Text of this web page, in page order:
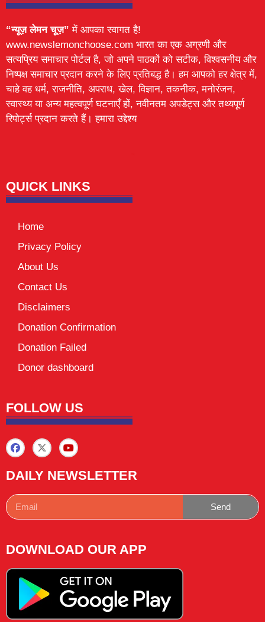
“न्यूज़ लेमन चूज़” में आपका स्वागत है!
www.newslemonchoose.com भारत का एक अग्रणी और
सत्यप्रिय समाचार पोर्टल है, जो अपने पाठकों को सटीक, विश्वसनीय और
निष्पक्ष समाचार प्रदान करने के लिए प्रतिबद्ध है। हम आपको हर क्षेत्र में,
चाहे वह धर्म, राजनीति, अपराध, खेल, विज्ञान, तकनीक, मनोरंजन,
स्वास्थ्य या अन्य महत्वपूर्ण घटनाएँ हों, नवीनतम अपडेट्स और तथ्यपूर्ण
रिपोर्ट्स प्रदान करते हैं। हमारा उद्देश्य
QUICK LINKS
Home
Privacy Policy
About Us
Contact Us
Disclaimers
Donation Confirmation
Donation Failed
Donor dashboard
FOLLOW US
DAILY NEWSLETTER
Send
DOWNLOAD OUR APP